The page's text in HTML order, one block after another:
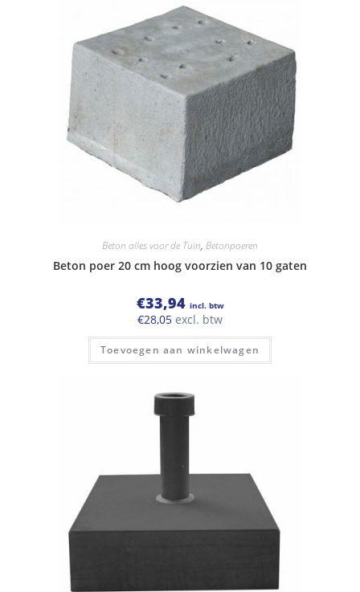
Beton alles voor de Tuin, Betonpoeren
Beton poer 20 cm hoog voorzien van 10 gaten
€33,94 incl. btw
€28,05 excl. btw
Toevoegen aan winkelwagen